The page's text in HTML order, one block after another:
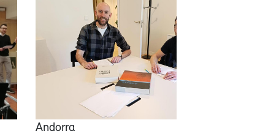
Andorra